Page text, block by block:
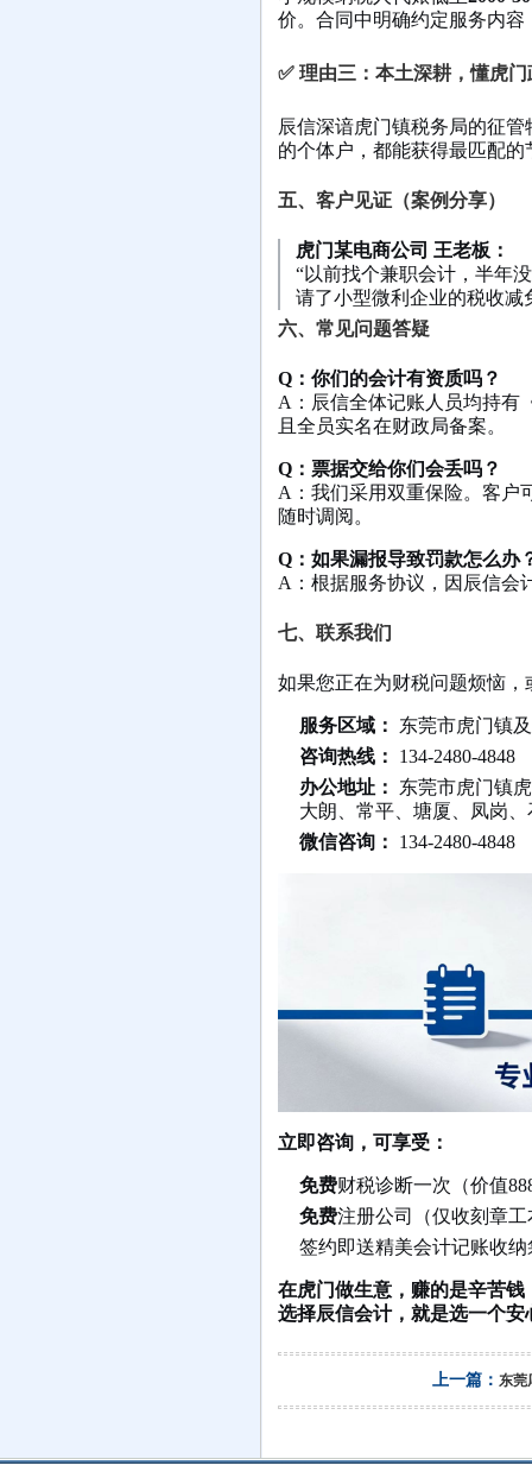
价。合同中明确约定服务内容
✅ 理由三：本土深耕，懂虎门
辰信深谙虎门镇税务局的征
的个体户，都能获得最匹配的
五、客户见证（案例分享）
虎门某电商公司 王老板：
“以前找个兼职会计，半年
请了小型微利企业的税收减
六、常见问题答疑
Q：你们的会计有资质吗？
A：辰信全体记账人员均持有
且全员实名在财政局备案。
Q：票据交给你们会丢吗？
A：我们采用双重保险。客户
随时调阅。
Q：如果漏报导致罚款怎么办
A：根据服务协议，因辰信会
七、联系我们
如果您正在为财税问题烦恼
服务区域：
东莞市虎门镇
咨询热线：
134-2480-4848
办公地址：
东莞市虎门镇
大朗、常平、塘厦、凤岗
微信咨询：
134-2480-4848
立即咨询，可享受：
免费财税诊断一次（价值
免费注册公司（仅收刻章工
签约即送精美会计记账收纳
在虎门做生意，赚的是辛苦
选择辰信会计，就是选一个
上一篇： 东莞